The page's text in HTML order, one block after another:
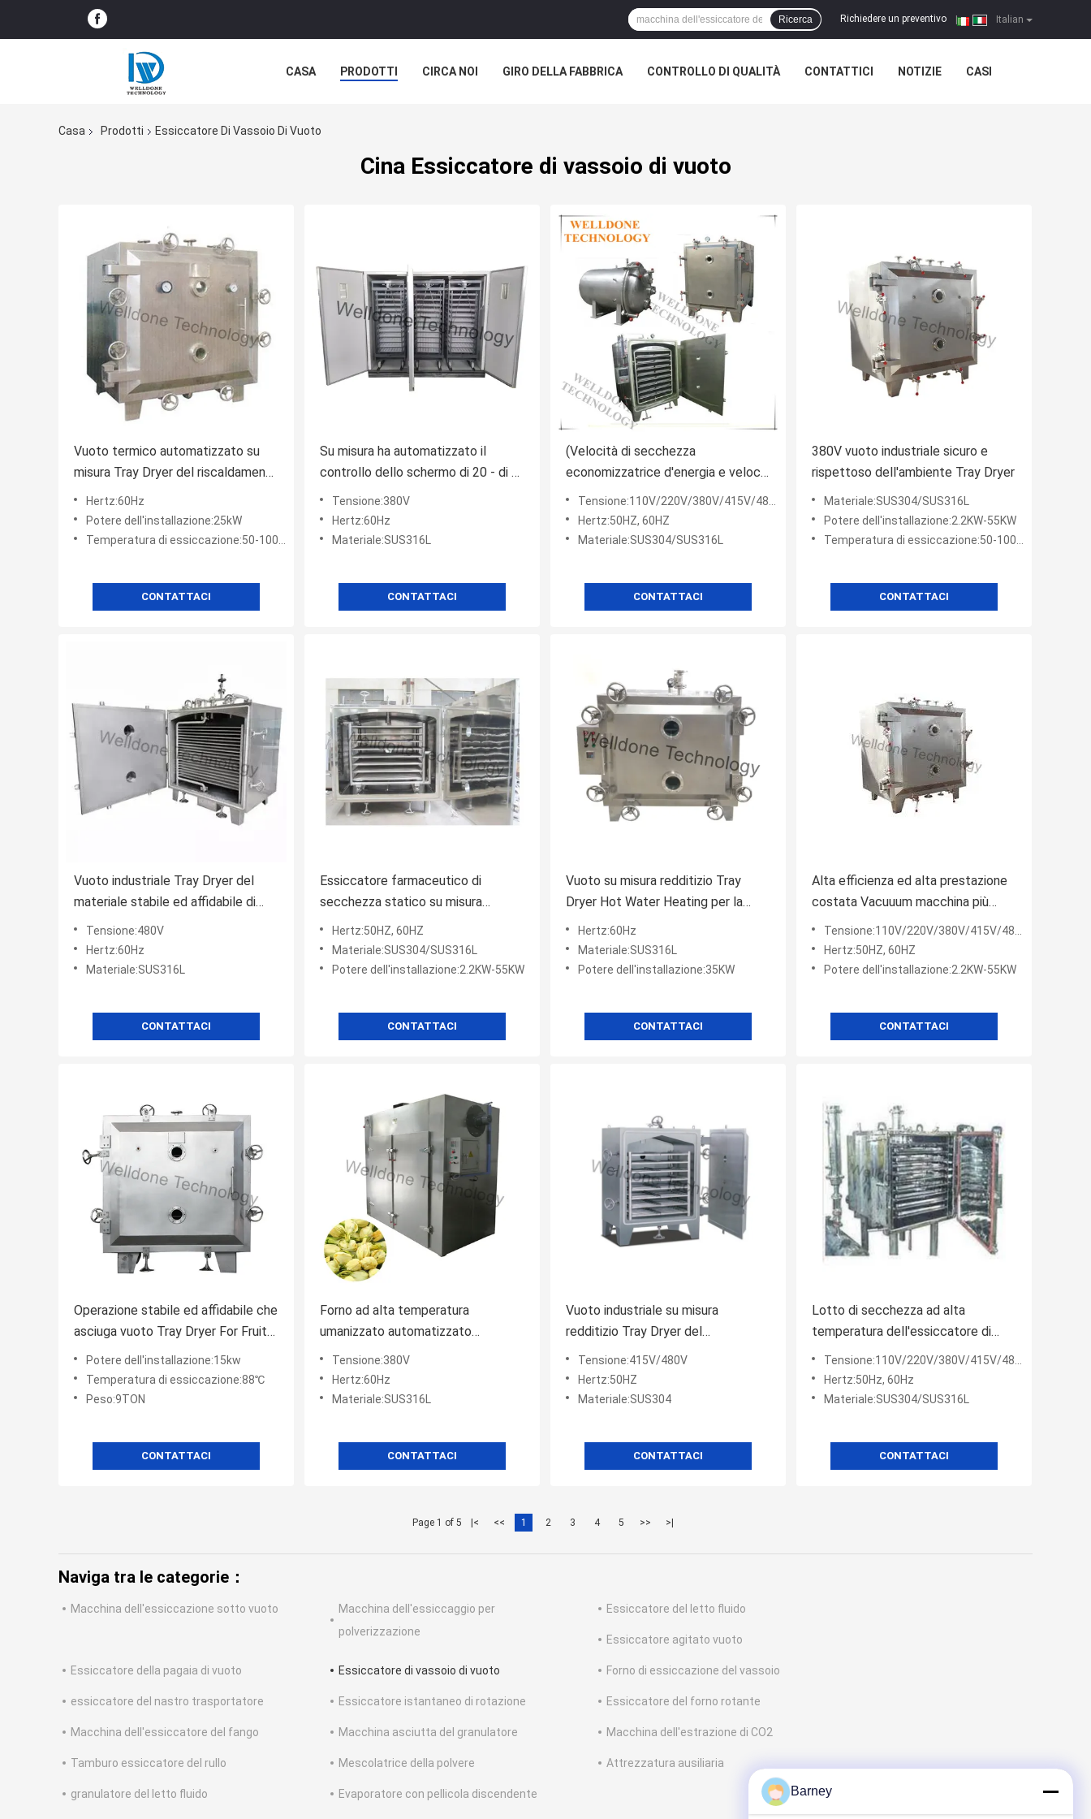
Italian
Richiedere un preventivo |
Ricerca
CASA PRODOTTI CIRCA NOI GIRO DELLA FABBRICA CONTROLLO DI QUALITÀ CONTATTICI NOTIZIE CASI
Casa
Prodotti Essiccatore Di Vassoio Di Vuoto
Cina Essiccatore di vassoio di vuoto
Vuoto termico automatizzato su
misura Tray Dryer del riscaldamento
a petrolio del compatto
Hertz:60Hz
Potere dell'installazione:25kW
Temperatura di essiccazione:50-100℃
CONTATTACI
Su misura ha automatizzato il
controllo dello schermo di 20 - di 1
Ton Vacuum Tray Dryer Touch
Tensione:380V
Hertz:60Hz
Materiale:SUS316L
CONTATTACI
(Velocità di secchezza
economizzatrice d'energia e veloce,
investimento basso) vuoto Tray
Dryer per la farmacia, l'alimento e
l'industria chimica
Tensione:110V/220V/380V/415V/480V
Hertz:50HZ, 60HZ
Materiale:SUS304/SUS316L
CONTATTACI
380V vuoto industriale sicuro e
rispettoso dell'ambiente Tray Dryer
Materiale:SUS304/SUS316L
Potere dell'installazione:2.2KW-55KW
Temperatura di essiccazione:50-100℃
CONTATTACI
Vuoto industriale Tray Dryer del
materiale stabile ed affidabile di
operazione SUS316L
Tensione:480V
Hertz:60Hz
Materiale:SUS316L
CONTATTACI
Essiccatore farmaceutico di
secchezza statico su misura
dell'olio di Tray Dryer /Vacuum per
medicina
Hertz:50HZ, 60HZ
Materiale:SUS304/SUS316L
Potere dell'installazione:2.2KW-55KW
CONTATTACI
Vuoto su misura redditizio Tray
Dryer Hot Water Heating per la
polvere di pistola
Hertz:60Hz
Materiale:SUS316L
Potere dell'installazione:35KW
CONTATTACI
Alta efficienza ed alta prestazione
costata Vacuuum macchina più
asciutta per frutta
Tensione:110V/220V/380V/415V/480V
Hertz:50HZ, 60HZ
Potere dell'installazione:2.2KW-55KW
CONTATTACI
Operazione stabile ed affidabile che
asciuga vuoto Tray Dryer For Fruit
di efficienza
Potere dell'installazione:15kw
Temperatura di essiccazione:88℃
Peso:9TON
CONTATTACI
Forno ad alta temperatura
umanizzato automatizzato
dell'essiccazione sotto vuoto di
progettazione
Tensione:380V
Hertz:60Hz
Materiale:SUS316L
CONTATTACI
Vuoto industriale su misura
redditizio Tray Dryer del
riscaldamento di vapore
Tensione:415V/480V
Hertz:50HZ
Materiale:SUS304
CONTATTACI
Lotto di secchezza ad alta
temperatura dell'essiccatore di
vassoio di vuoto - 500Kgs che
carica Capcity
Tensione:110V/220V/380V/415V/480V
Hertz:50Hz, 60Hz
Materiale:SUS304/SUS316L
CONTATTACI
Page 1 of 5 |< << 1 2 3 4 5 >> >|
Naviga tra le categorie：
Macchina dell'essiccazione sotto vuoto
Macchina dell'essiccaggio per
polverizzazione
Essiccatore del letto fluido
Essiccatore agitato vuoto
Essiccatore della pagaia di vuoto Essiccatore di vassoio di vuoto Forno di essiccazione del vassoio
essiccatore del nastro trasportatore Essiccatore istantaneo di rotazione Essiccatore del forno rotante
Macchina dell'essiccatore del fango Macchina asciutta del granulatore Macchina dell'estrazione di CO2
Tamburo essiccatore del rullo Mescolatrice della polvere Attrezzatura ausiliaria
granulatore del letto fluido Evaporatore con pellicola discendente Barney